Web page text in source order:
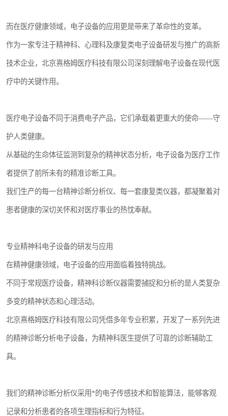
而在医疗健康领域，电子设备的应用更是带来了革命性的变革。
作为一家专注于精神科、心理科及康复类电子设备研发与推广的高新
技术企业，北京熹格姆医疗科技有限公司深刻理解电子设备在现代医
疗中的关键作用。
医疗电子设备不同于消费电子产品，它们承载着更重大的使命——守
护人类健康。
从基础的生命体征监测到复杂的精神状态分析，电子设备为医疗工作
者提供了前所未有的精准诊断工具。
我们生产的每一台精神诊断分析仪、每一套康复类仪器，都凝聚着对
患者健康的深切关怀和对医疗事业的热忱奉献。
专业精神科电子设备的研发与应用
在精神健康领域，电子设备的应用面临着独特挑战。
不同于常规医疗设备，精神科诊断仪器需要捕捉和分析的是人类复杂
多变的精神状态和心理活动。
北京熹格姆医疗科技有限公司凭借多年专业积累，开发了一系列先进
的精神诊断分析电子设备，为精神科医生提供了可靠的诊断辅助工
具。
我们的精神诊断分析仪采用*的电子传感技术和智能算法，能够客观
记录和分析患者的各项生理指标和行为特征。